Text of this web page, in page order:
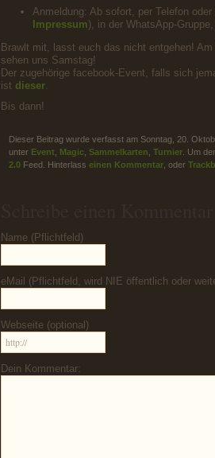
Anmeldung: Ab sofort, per Telefon
Impressum), in der WhatsApp-
Brawlt mit, lasst euch das nicht entgehen!
sehen uns Samstag!
Der zugehörige facebook-Event, falls sich
ist dieser.
Bis dann!
Dieser Beitrag wurde verfasst am Sonntag, 20.
unter Event Magic Sammelkarten Turnier . Um
2.0 Feed. Hinterlass einen Kommentar , oder
Name (Pflichtfeld)
eMail (Pflichtfeld, wird NIE öffentlich oder
Webseite (optional)
Dein Kommentar: